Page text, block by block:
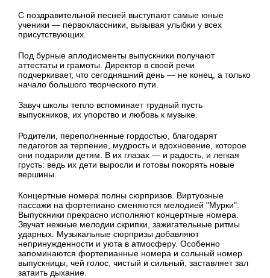
С поздравительной песней выступают самые юные
ученики — первоклассники, вызывая улыбки у всех
присутствующих.
Под бурные аплодисменты выпускники получают
аттестаты и грамоты. Директор в своей речи
подчеркивает, что сегодняшний день — не конец, а только
начало большого творческого пути.
Завуч школы тепло вспоминает трудный пусть
выпускников, их упорство и любовь к музыке.
Родители, переполненные гордостью, благодарят
педагогов за терпение, мудрость и вдохновение, которое
они подарили детям. В их глазах — и радость, и легкая
грусть: ведь их дети выросли и готовы покорять новые
вершины.
Концертные номера полны сюрпризов. Виртуозные
пассажи на фортепиано сменяются мелодией "Мурки".
Выпускники прекрасно исполняют концертные номера.
Звучат нежные мелодии скрипки, зажигательные ритмы
ударных. Музыкальные сюрпризы добавляют
непринужденности и уюта в атмосферу. Особенно
запоминаются фортепианные номера и сольный номер
выпускницы, чей голос, чистый и сильный, заставляет зал
затаить дыхание.